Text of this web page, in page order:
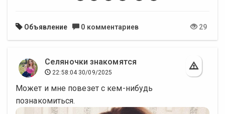
Объявление 0 комментариев 29
Селяночки знакомятся
22:58:04 30/09/2025
Может и мне повезет с кем-нибудь
познакомиться.